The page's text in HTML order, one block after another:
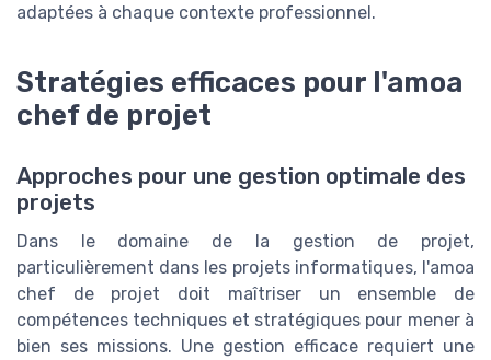
adaptées à chaque contexte professionnel.
Stratégies efficaces pour l'amoa
chef de projet
Approches pour une gestion optimale des
projets
Dans le domaine de la gestion de projet,
particulièrement dans les projets informatiques, l'amoa
chef de projet doit maîtriser un ensemble de
compétences techniques et stratégiques pour mener à
bien ses missions. Une gestion efficace requiert une